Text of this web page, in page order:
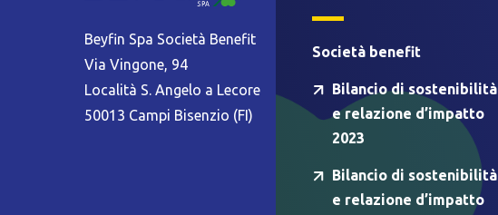
Beyfin Spa Società Benefit
Via Vingone, 94
Località S. Angelo a Lecore
50013 Campi Bisenzio (FI)
Società benefit
Bilancio di sostenibilità
e relazione d’impatto
2023
Bilancio di sostenibilità
e relazione d’impatto